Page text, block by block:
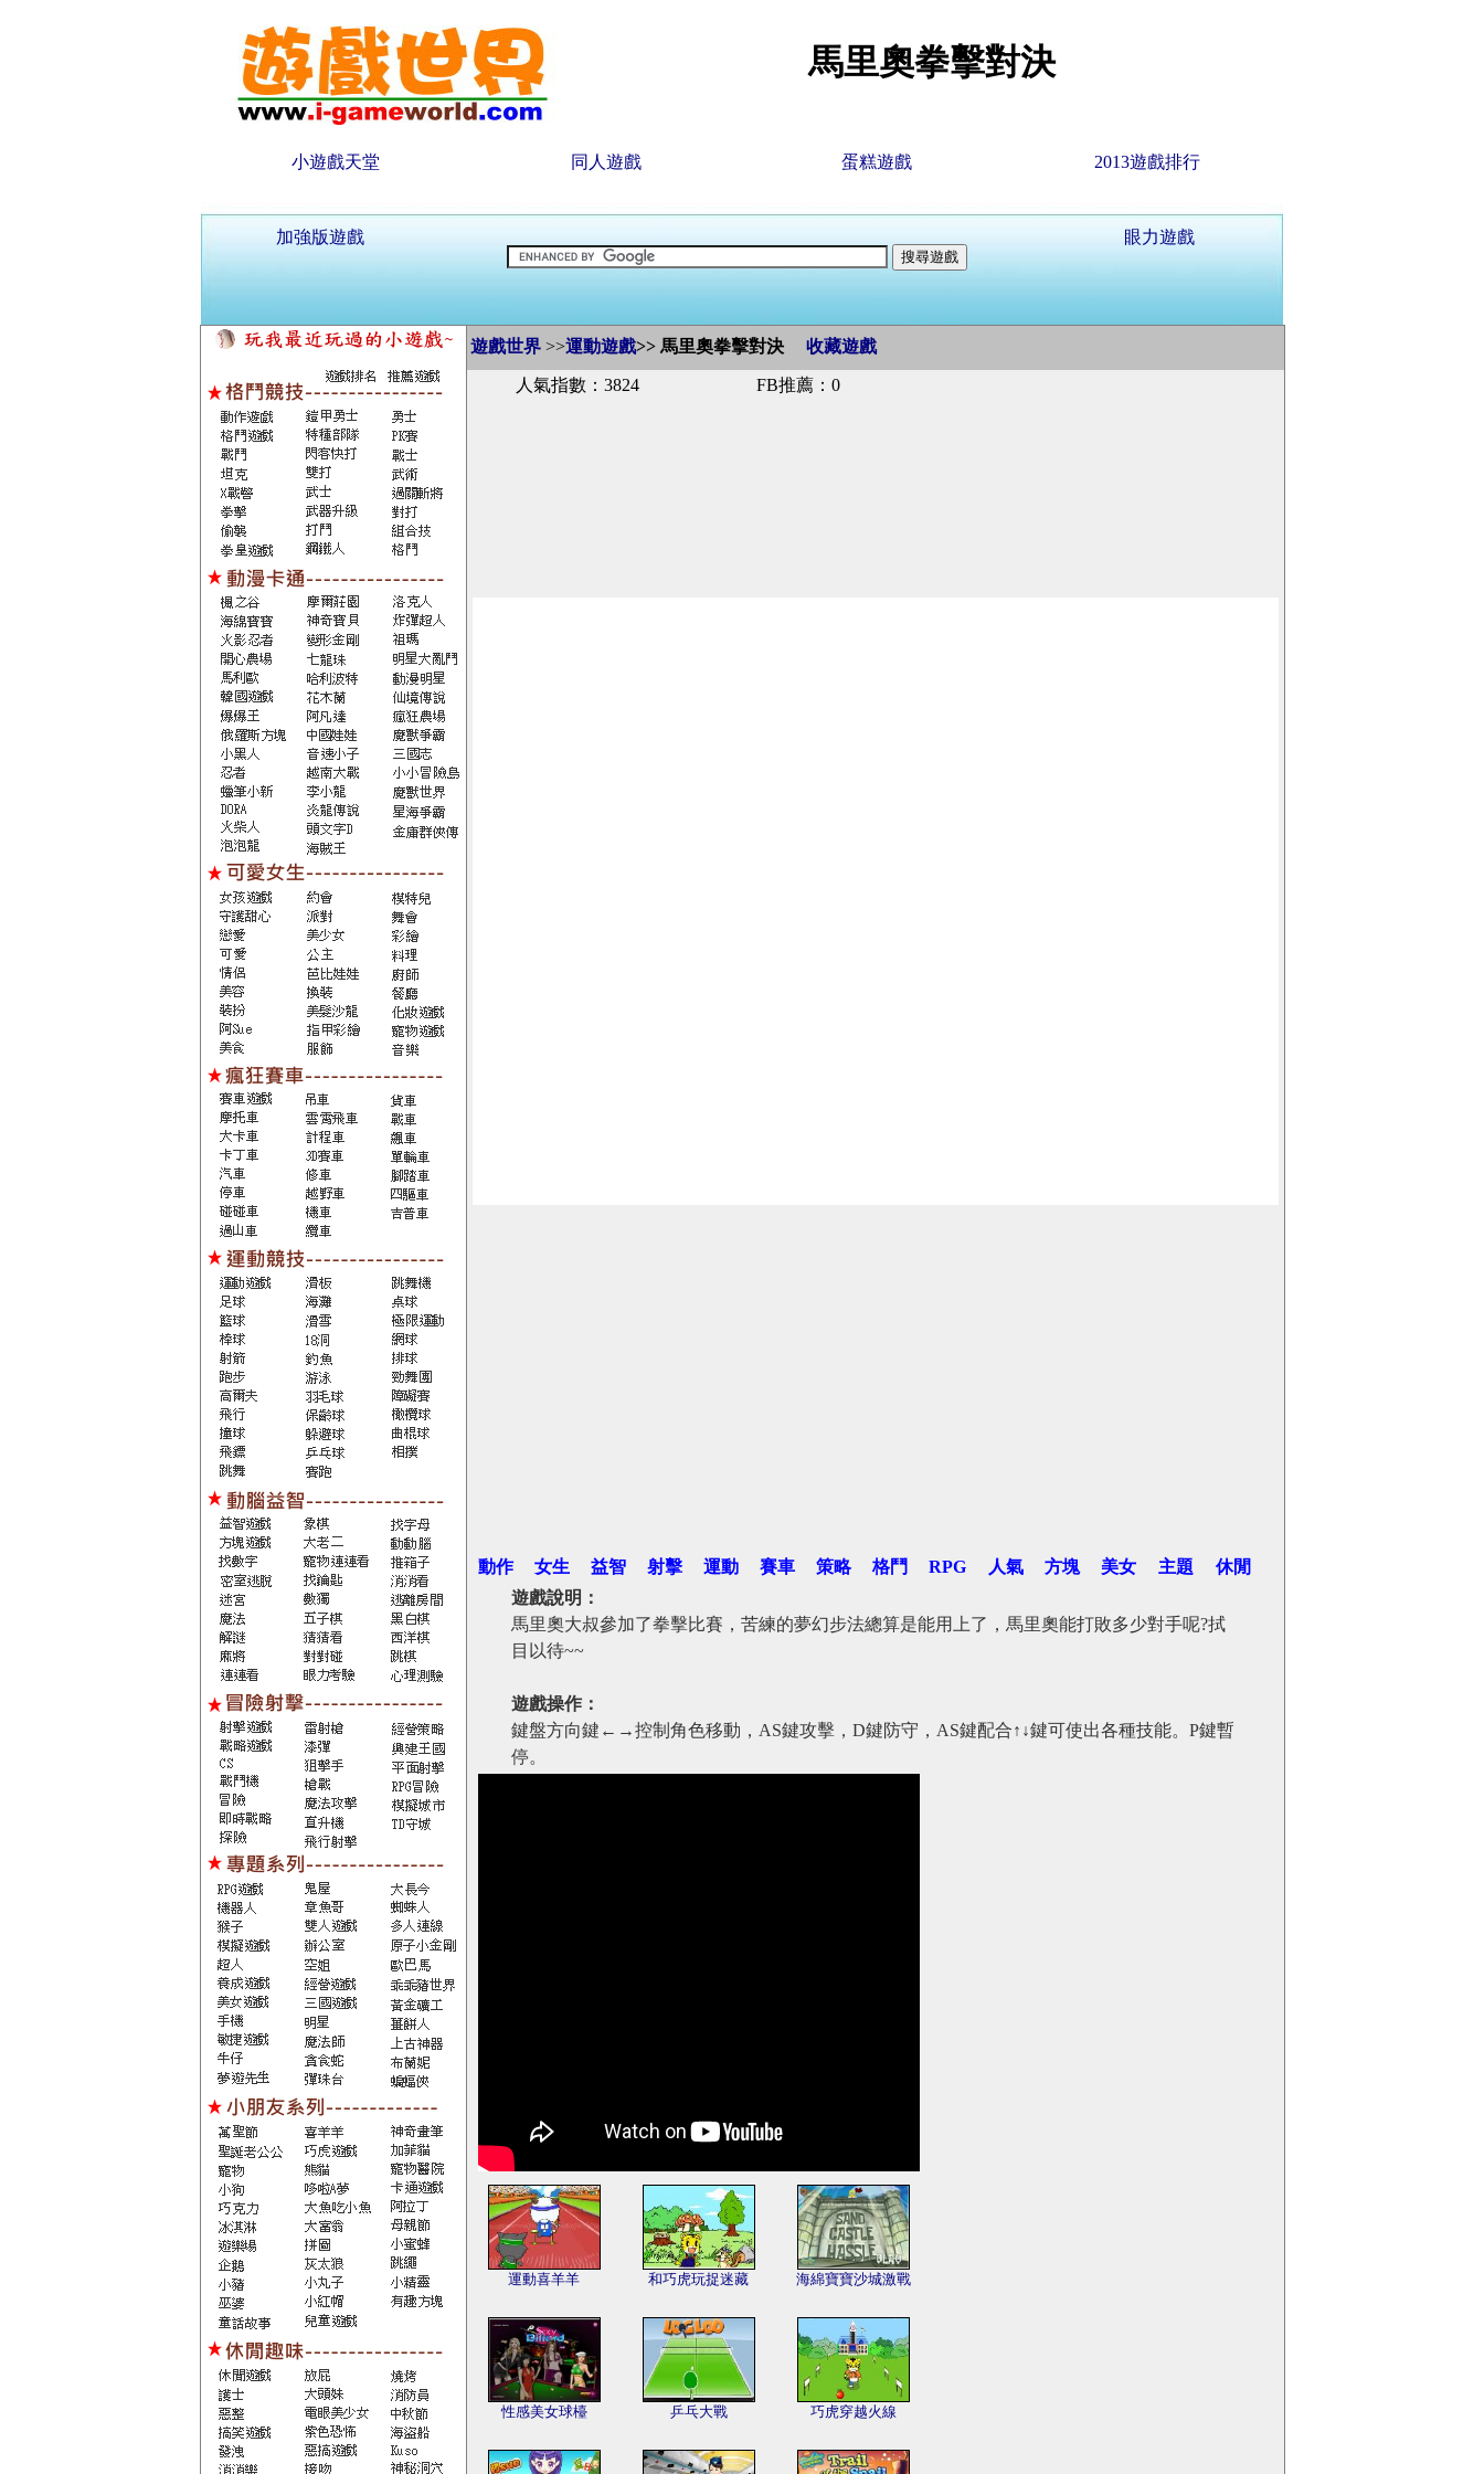
馬里奧拳擊對決
小遊戲天堂 同人遊戲 蛋糕遊戲 2013遊戲排行
加強版遊戲 眼力遊戲
遊戲世界 >>運動遊戲>>馬里奧拳擊對決 收藏遊戲
人氣指數：3824 FB推薦：0
動作 女生 益智 射擊 運動 賽車 策略 格鬥 RPG 人氣 方塊 美女 主題
休閒
遊戲說明：
馬里奧大叔參加了拳擊比賽，苦練的夢幻步法總算是能用上了，馬里奧能打敗多少對手呢?拭
目以待~~
遊戲操作：
鍵盤方向鍵←→控制角色移動，AS鍵攻擊，D鍵防守，AS鍵配合↑↓鍵可使出各種技能。P鍵暫
停。
運動喜羊羊 和巧虎玩捉迷藏 海綿寶寶沙城激戰
性感美女球檯 乒乓大戰 巧虎穿越火線